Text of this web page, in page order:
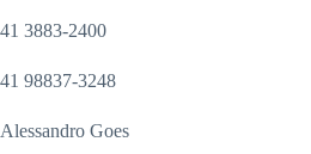
41 3883-2400
41 98837-3248
Alessandro Goes